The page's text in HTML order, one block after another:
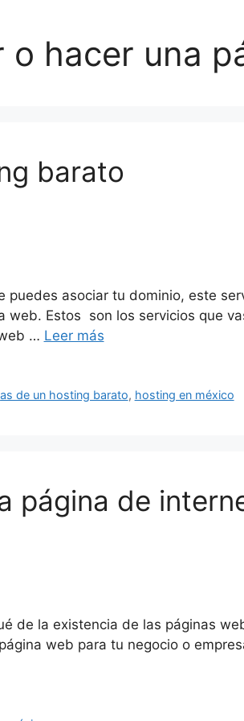
hacer una
barato
puedes asociar tu dominio, este
web. Estos son los servicios que
… Leer más
de un hosting barato, hosting en méxico
página de
de la existencia de las páginas
web para tu negocio o